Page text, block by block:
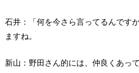
石井：「何を今さら言ってるんです
ますね。
新山：野田さん的には、仲良くあっ